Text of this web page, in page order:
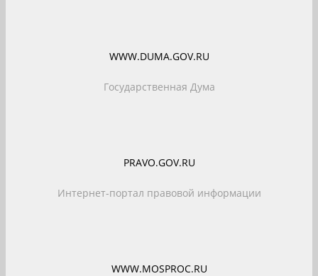
WWW.DUMA.GOV.RU
Государственная Дума
PRAVO.GOV.RU
Интернет-портал правовой информации
WWW.MOSPROC.RU